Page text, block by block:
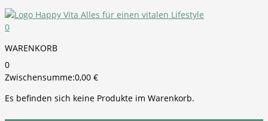
0
WARENKORB
0
Zwischensumme:0,00 €
Es befinden sich keine Produkte im Warenkorb.